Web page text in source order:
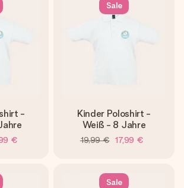
-
€
Sale
Kinder Poloshirt -
Weiß - 8 Jahre
19,99 € 17,99 €
Sale